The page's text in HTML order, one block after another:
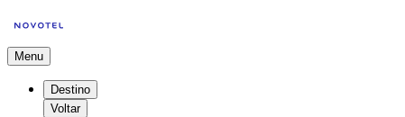
Menu
Destino
Voltar